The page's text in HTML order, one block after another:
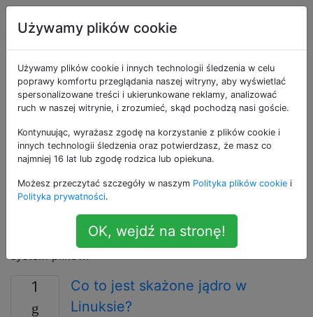
Unix & Linux
Pytania otagowane
jako kernel-modules
Użyj tego tagu w przypadku pytań dotyczących ich
ładowania, konfigurowania lub kompilowania. Zobacz
użyć w przypadku określonego sprzętu. Moduł jądra
to fragment kodu, który może zostać dodany do jądra
przez administratora podczas działania systemu,
zazwyczaj udostępniając jedną funkcję, taką jak
1
Co to jest skażone jądro w
Linuksie?
Używamy plików cookie
Używamy plików cookie i innych technologii śledzenia w celu
poprawy komfortu przeglądania naszej witryny, aby wyświetlać
spersonalizowane treści i ukierunkowane reklamy, analizować
ruch w naszej witrynie, i zrozumieć, skąd pochodzą nasi goście.
Kontynuując, wyrażasz zgodę na korzystanie z plików cookie i
innych technologii śledzenia oraz potwierdzasz, że masz co
najmniej 16 lat lub zgodę rodzica lub opiekuna.
Możesz przeczytać szczegóły w naszym Polityka plików cookie i
Polityka prywatności.
OK, wejdź na stronę!